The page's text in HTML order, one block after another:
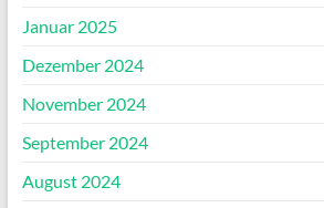
Januar 2025
Dezember 2024
November 2024
September 2024
August 2024